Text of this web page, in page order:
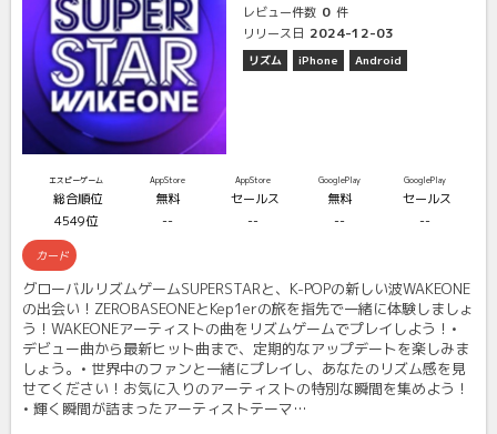
レビュー件数 0 件
リリース日 2024-12-03
リズム iPhone Android
エスピーゲーム
総合順位
4549位
AppStore
無料
--
AppStore
セールス
--
GooglePlay
無料
--
GooglePlay
セールス
--
カード
グローバルリズムゲームSUPERSTARと、K-POPの新しい波WAKEONE
の出会い！ZEROBASEONEとKep1erの旅を指先で一緒に体験しましょ
う！WAKEONEアーティストの曲をリズムゲームでプレイしよう！•
デビュー曲から最新ヒット曲まで、定期的なアップデートを楽しみま
しょう。• 世界中のファンと一緒にプレイし、あなたのリズム感を見
せてください！お気に入りのアーティストの特別な瞬間を集めよう！
• 輝く瞬間が詰まったアーティストテーマ…